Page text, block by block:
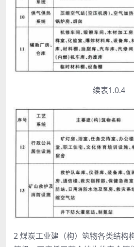
续表1.0.4
2 煤炭工业建（构）筑物各类结构